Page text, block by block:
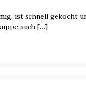
ist schnell gekocht
auch […]